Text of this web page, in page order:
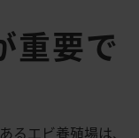
重要で
エビ養殖場は、